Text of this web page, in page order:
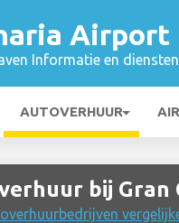
Airport
Informatie en diensten
AUTOVERHUUR
bij